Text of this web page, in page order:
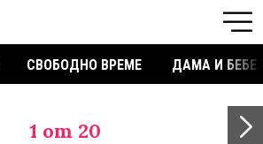
СВОБОДНО ВРЕМЕ ДАМА И БЕБЕ
1 от 20